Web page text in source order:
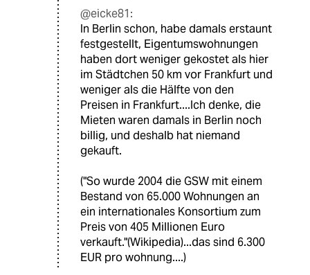
@eicke81:
In Berlin schon, habe damals erstaunt
festgestellt, Eigentumswohnungen
haben dort weniger gekostet als hier
im Städtchen 50 km vor Frankfurt und
weniger als die Hälfte von den
Preisen in Frankfurt....Ich denke, die
Mieten waren damals in Berlin noch
billig, und deshalb hat niemand
gekauft.
("So wurde 2004 die GSW mit einem
Bestand von 65.000 Wohnungen an
ein internationales Konsortium zum
Preis von 405 Millionen Euro
verkauft."(Wikipedia)...das sind 6.300
EUR pro wohnung....)